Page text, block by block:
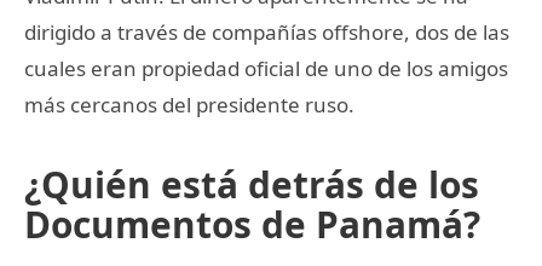
dirigido a través de compañías offshore, dos de las
cuales eran propiedad oficial de uno de los amigos
más cercanos del presidente ruso.
¿Quién está detrás de los
Documentos de Panamá?